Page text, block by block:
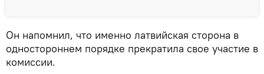
Он напомнил, что именно латвийская сторона в
одностороннем порядке прекратила свое участие в
комиссии.